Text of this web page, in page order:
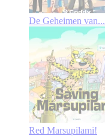
De Geheimen van...
Red Marsupilami!